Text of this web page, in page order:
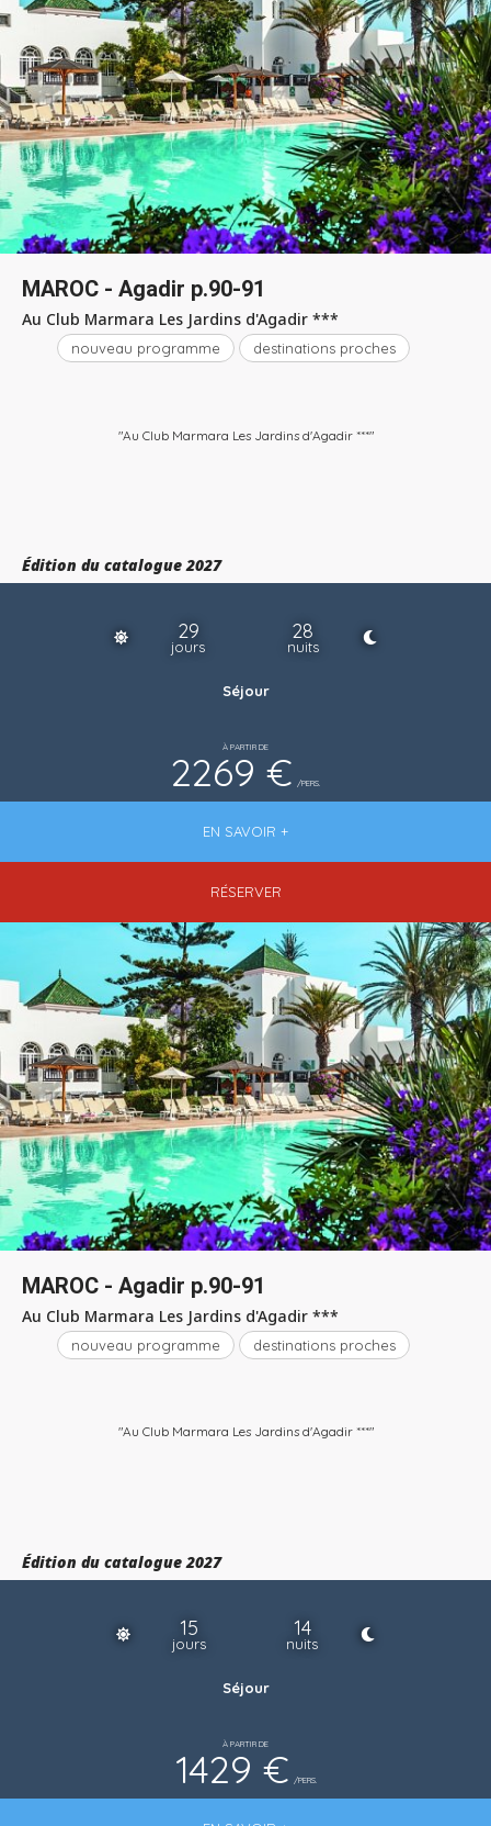
MAROC - Agadir p.90-91
Édition du catalogue 2027
Au Club Marmara Les Jardins d'Agadir ***
nouveau programme destinations proches
"Au Club Marmara Les Jardins d'Agadir ***"
29
jours
28
nuits
Séjour
À PARTIR DE
2269 € /PERS.
EN SAVOIR +
RÉSERVER
MAROC - Agadir p.90-91
Édition du catalogue 2027
Au Club Marmara Les Jardins d'Agadir ***
nouveau programme destinations proches
"Au Club Marmara Les Jardins d'Agadir ***"
15
jours
14
nuits
Séjour
À PARTIR DE
1429 € /PERS.